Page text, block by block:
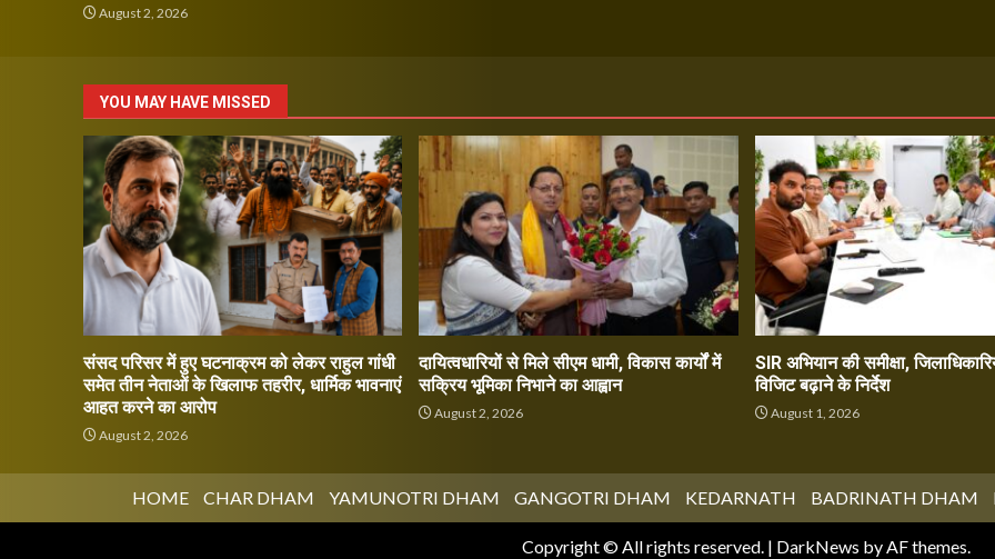
August 2, 2026
YOU MAY HAVE MISSED
संसद परिसर में हुए घटनाक्रम को लेकर राहुल गांधी
समेत तीन नेताओं के खिलाफ तहरीर, धार्मिक भावनाएं
आहत करने का आरोप
August 2, 2026
दायित्वधारियों से मिले सीएम धामी, विकास कार्यों में
सक्रिय भूमिका निभाने का आह्वान
August 2, 2026
SIR अभियान की समीक्षा,
विजिट बढ़ाने के निर्देश
August 1, 2026
HOME CHAR DHAM YAMUNOTRI DHAM GANGOTRI DHAM KEDARNATH BADRINATH DHAM
Copyright © All rights reserved. | DarkNews by AF themes.